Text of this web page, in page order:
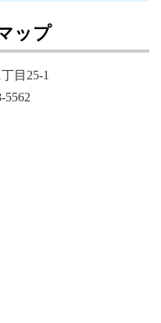
ップ
目25-1